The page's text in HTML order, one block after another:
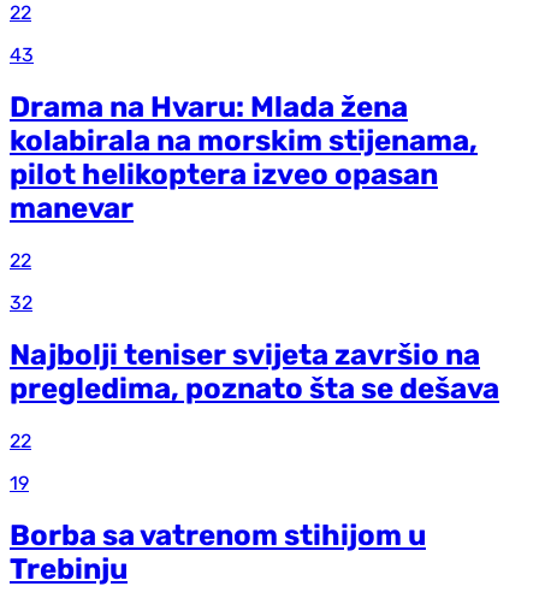
22
43
Drama na Hvaru: Mlada žena
kolabirala na morskim stijenama,
pilot helikoptera izveo opasan
manevar
22
32
Najbolji teniser svijeta završio na
pregledima, poznato šta se dešava
22
19
Borba sa vatrenom stihijom u
Trebinju